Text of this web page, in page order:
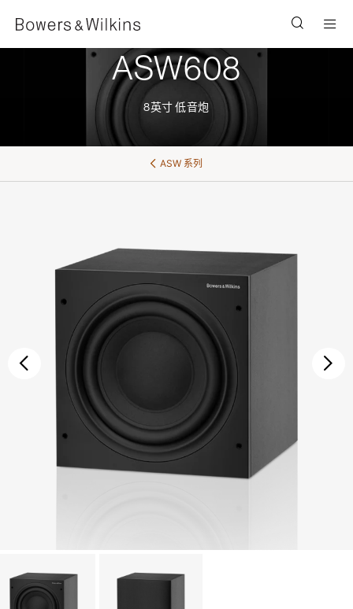
ASW608
8英寸 低音炮
ASW 系列